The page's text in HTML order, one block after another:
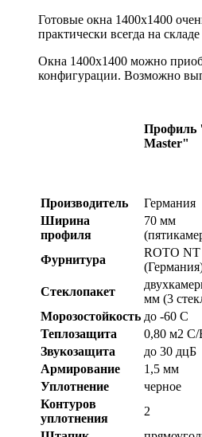
Готовые окна 1400x1400
практически всегда на
Окна 1400x1400 можно
конфигурации. Возможно
Профиль
Master"
Производитель Германия
Ширина
профиля
70 мм
Фурнитура
ROTO NT
Стеклопакет
мм (3
Морозостойкость до -60 С
Теплозащита
0,80 м2 С/
Звукозащита
до 30 дцБ
Армирование
1,5 мм
Уплотнение
черное
Контуров
уплотнения
2